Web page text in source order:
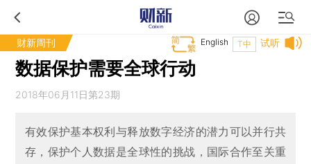
财新周刊 试听
T中
English
数据保护需要全球行动
2018年06月11日第23期
有效保护基本权利与释放数字经济的潜力可以并行共
存，保护个人数据是全球性的挑战，国际合作至关重